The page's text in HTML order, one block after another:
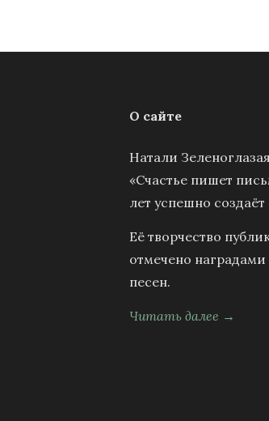
О сайте
Натали
«Счастье пишет
лет успешно создаёт
Её творчество
отмечено наградами
песен.
Читать далее →